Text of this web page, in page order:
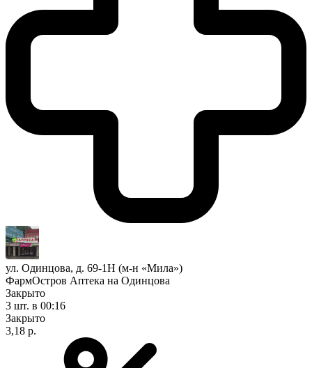
ул. Одинцова, д. 69-1Н (м-н «Мила»)
ФармОстров Аптека на Одинцова
Закрыто
3 шт. в 00:16
Закрыто
3,18 р.